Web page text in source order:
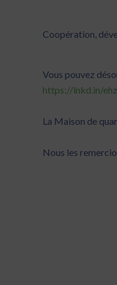
Coopération,
Vous pouvez
https://lnkd.in/
La Maison de
Nous les